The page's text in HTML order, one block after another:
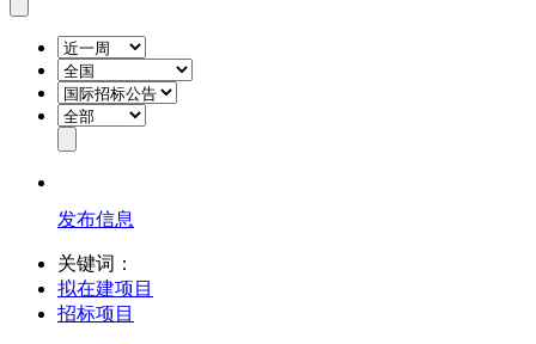
发布信息
关键词：
拟在建项目
招标项目